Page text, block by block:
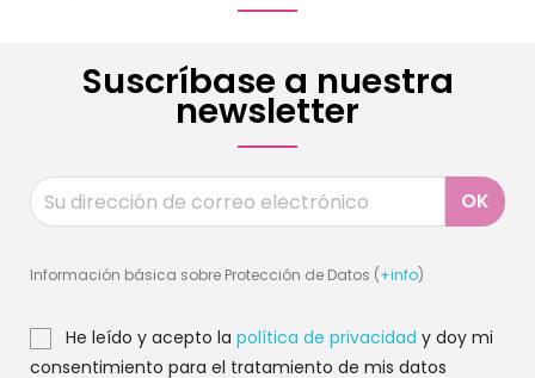
Suscríbase a nuestra
newsletter
Información básica sobre Protección de Datos (+info)
He leído y acepto la política de privacidad y doy mi
consentimiento para el tratamiento de mis datos